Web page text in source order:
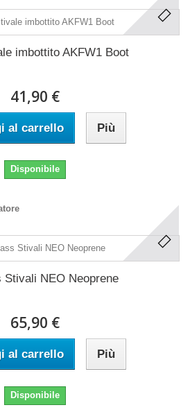
imbottito AKFW1 Boot
41,90 €
al carrello Più
Disponibile
Stivali NEO Neoprene
65,90 €
al carrello Più
Disponibile